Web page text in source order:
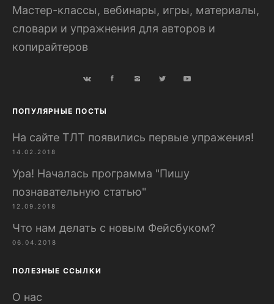
Мастер-классы, вебинары, игры, материалы,
словари и упражнения для авторов и
копирайтеров
ПОПУЛЯРНЫЕ ПОСТЫ
На сайте ТЛТ появились первые упражения!
14.02.2018
Ура! Началась программа "Пишу
познавательную статью"
12.09.2018
Что нам делать с новым Фейсбуком?
06.04.2018
ПОЛЕЗНЫЕ ССЫЛКИ
О нас